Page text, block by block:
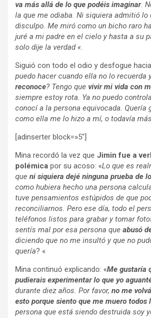
va más allá de lo que podéis imaginar.
la que me odiaba. Ni siquiera admitió lo
disculpo. Me miró como un bicho raro
juré a mi padre en el cielo y hasta a su
solo dije la verdad «.
Siguió con todo el odio y desfogue
puedo hacer cuando ella no lo recuerda
reconoce? Tengo que vivir mi vida con
siempre estoy rota. Ya no puedo
conocí a la persona equivocada. Quería
como ella me lo hizo a mí, o todavía más
[adinserter block=»5″]
Mina recordó la vez que Jimin fue a
polémica por su acoso: «Lo que es
que ni siquiera dejé ninguna prueba de
como hubiera hecho una persona
tuve pensamientos estúpidos de que
reconciliarnos. Pero ese día, todo el
teléfonos listos para grabar y tomar
sentís mal por esa persona que abusó
diciendo que no me insultó y que no
quería? «
Mina continuó explicando: «Me gustaría
pudierais experimentar lo que yo
durante diez años. Por favor, no me
esto porque siento que me muero todos
persona que está siendo destruida soy